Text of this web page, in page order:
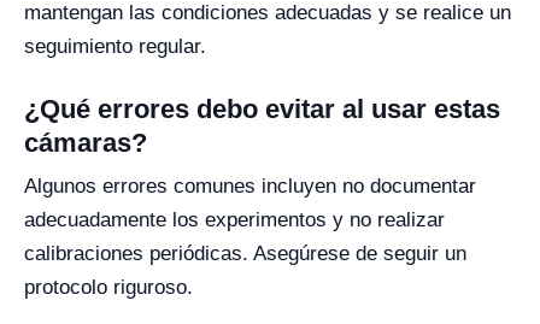
mantengan las condiciones adecuadas y se realice un
seguimiento regular.
¿Qué errores debo evitar al usar estas
cámaras?
Algunos errores comunes incluyen no documentar
adecuadamente los experimentos y no realizar
calibraciones periódicas. Asegúrese de seguir un
protocolo riguroso.